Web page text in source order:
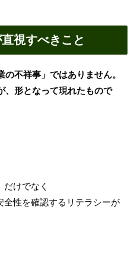
視すべきこと
不祥事」ではありません。
、形となって現れたもので
だけでなく
全性を確認するリテラシーが